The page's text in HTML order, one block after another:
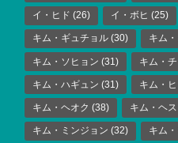
イ・ヒド (26) イ・ボヒ (25)
キム・ギュチョル (30) キム
キム・ソヒョン (31) キム・
キム・ハギュン (31) キム・
キム・ヘオク (38) キム・ヘス
キム・ミンジョン (32) キム